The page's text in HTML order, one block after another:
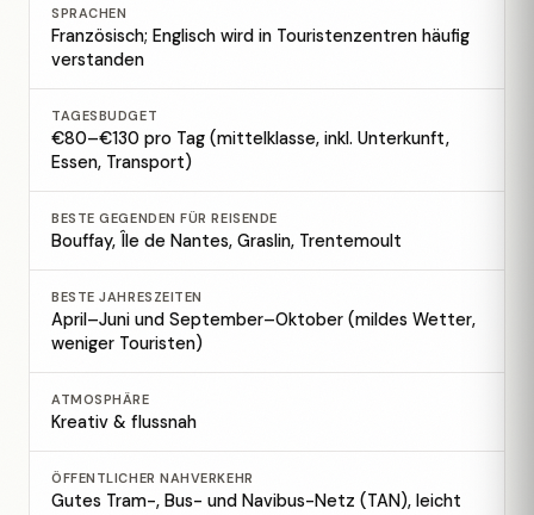
SPRACHEN
Französisch; Englisch wird in Touristenzentren häufig
verstanden
TAGESBUDGET
€80–€130 pro Tag (mittelklasse, inkl. Unterkunft,
Essen, Transport)
BESTE GEGENDEN FÜR REISENDE
Bouffay, Île de Nantes, Graslin, Trentemoult
BESTE JAHRESZEITEN
April–Juni und September–Oktober (mildes Wetter,
weniger Touristen)
ATMOSPHÄRE
Kreativ & flussnah
ÖFFENTLICHER NAHVERKEHR
Gutes Tram-, Bus- und Navibus-Netz (TAN), leicht